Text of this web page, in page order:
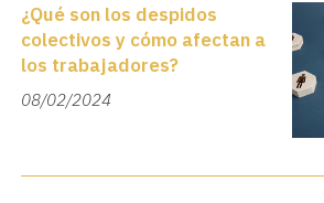
¿Qué son los despidos
colectivos y cómo afectan a
los trabajadores?
08/02/2024